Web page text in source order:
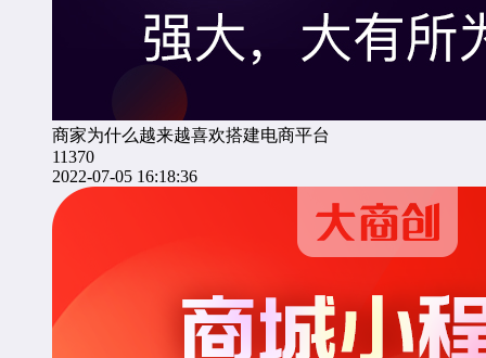
商家为什么越来越喜欢搭建电商平台
11370
2022-07-05 16:18:36